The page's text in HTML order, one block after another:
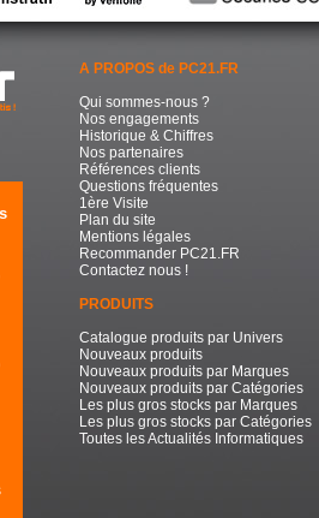
A PROPOS de PC21.FR
Qui sommes-nous ?
Nos engagements
Historique & Chiffres
Nos partenaires
Références clients
Questions fréquentes
1ère Visite
Plan du site
Mentions légales
Recommander PC21.FR
Contactez nous !
PRODUITS
Catalogue produits par Univers
Nouveaux produits
Nouveaux produits par Marques
Nouveaux produits par Catégories
Les plus gros stocks par Marques
Les plus gros stocks par Catégories
Toutes les Actualités Informatiques